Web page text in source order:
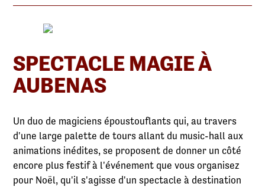
SPECTACLE MAGIE À
AUBENAS
Un duo de magiciens époustouflants qui, au travers
d'une large palette de tours allant du music-hall aux
animations inédites, se proposent de donner un côté
encore plus festif à l'événement que vous organisez
pour Noël, qu'il s'agisse d'un spectacle à destination